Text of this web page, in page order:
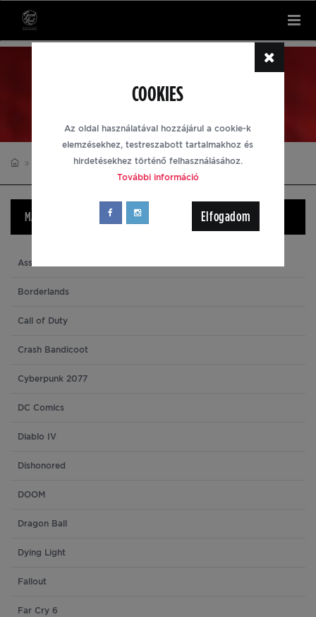
KULCSTARTÓK
KULCSTARTÓK THE ELDER SCROLLS
MÁRKÁK
Assassin's Creed
Borderlands
Call of Duty
Crash Bandicoot
Cyberpunk 2077
DC Comics
Diablo IV
Dishonored
DOOM
Dragon Ball
Dying Light
Fallout
Far Cry 6
COOKIES
Az oldal használatával hozzájárul a cookie-k
elemzésekhez, testreszabott tartalmakhoz és
hirdetésekhez történő felhasználásához.
További információ
Elfogadom